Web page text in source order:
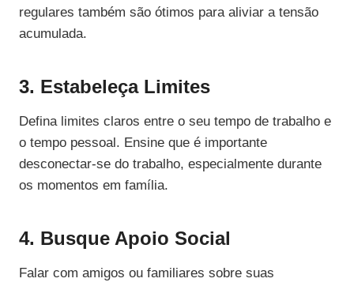
regulares também são ótimos para aliviar a tensão
acumulada.
3. Estabeleça Limites
Defina limites claros entre o seu tempo de trabalho e
o tempo pessoal. Ensine que é importante
desconectar-se do trabalho, especialmente durante
os momentos em família.
4. Busque Apoio Social
Falar com amigos ou familiares sobre suas